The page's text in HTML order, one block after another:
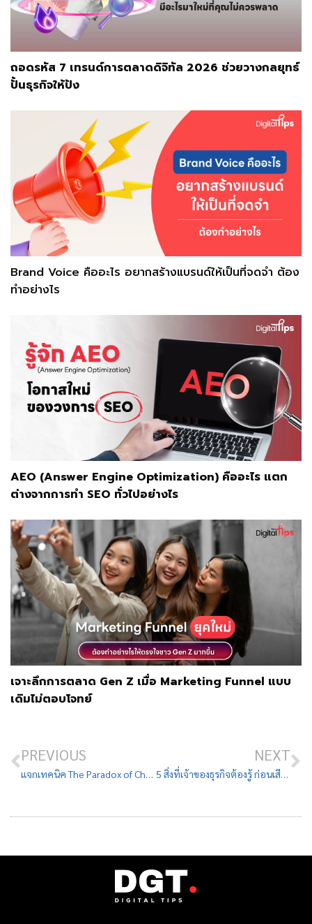
ถอดรหัส 7 เทรนด์การตลาดดิจิทัล 2026 ช่วยวางกลยุทธ์
ปั้นธุรกิจให้ปัง
Brand Voice คืออะไร อยากสร้างแบรนด์ให้เป็นที่จดจำ ต้อง
ทำอย่างไร
AEO (Answer Engine Optimization) คืออะไร แตก
ต่างจากการทำ SEO ทั่วไปอย่างไร
เจาะลึกการตลาด Gen Z เมื่อ Marketing Funnel แบบ
เดิมไม่ตอบโจทย์
PREVIOUS
แจกเทคนิค The Paradox of Choice – จิตวิทยาการตลาดฉบับโปร
NEXT
5 สิ่งที่เจ้าของธุรกิจต้องรู้ ก่อนเสียเงินจ้างยิงแอด Facebook